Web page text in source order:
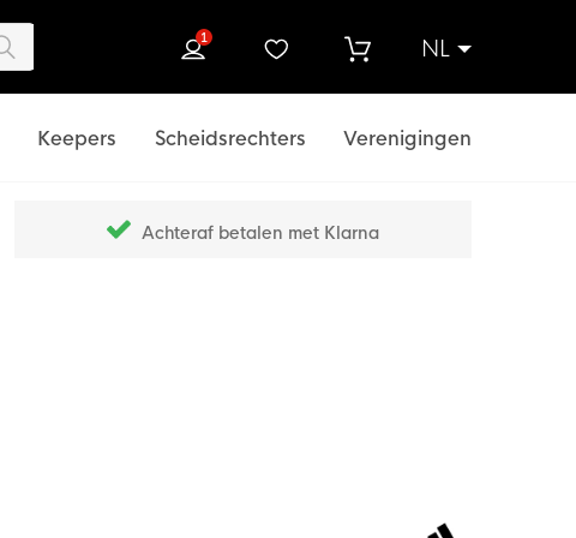
NL
1
Keepers Scheidsrechters Verenigingen
Achteraf betalen met Klarna